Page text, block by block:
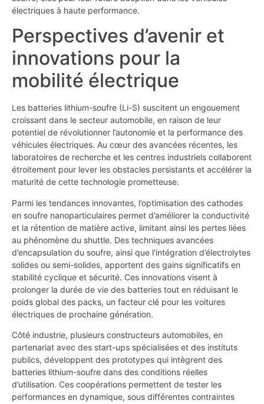
électriques à haute performance.
Perspectives d’avenir et
innovations pour la
mobilité électrique
Les batteries lithium-soufre (Li-S) suscitent un engouement
croissant dans le secteur automobile, en raison de leur
potentiel de révolutionner l’autonomie et la performance des
véhicules électriques. Au cœur des avancées récentes, les
laboratoires de recherche et les centres industriels collaborent
étroitement pour lever les obstacles persistants et accélérer la
maturité de cette technologie prometteuse.
Parmi les tendances innovantes, l’optimisation des cathodes
en soufre nanoparticulaires permet d’améliorer la conductivité
et la rétention de matière active, limitant ainsi les pertes liées
au phénomène du shuttle. Des techniques avancées
d’encapsulation du soufre, ainsi que l’intégration d’électrolytes
solides ou semi-solides, apportent des gains significatifs en
stabilité cyclique et sécurité. Ces innovations visent à
prolonger la durée de vie des batteries tout en réduisant le
poids global des packs, un facteur clé pour les voitures
électriques de prochaine génération.
Côté industrie, plusieurs constructeurs automobiles, en
partenariat avec des start-ups spécialisées et des instituts
publics, développent des prototypes qui intègrent des
batteries lithium-soufre dans des conditions réelles
d’utilisation. Ces coopérations permettent de tester les
performances en dynamique, sous différentes contraintes